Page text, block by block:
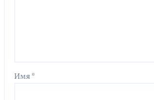
Имя*